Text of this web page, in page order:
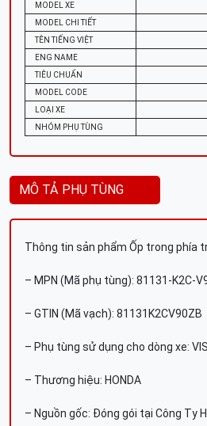
MODEL XE
MODEL CHI TIẾT
TÊN TIẾNG VIỆT
ENG NAME
TIÊU CHUẨN
MODEL CODE
LOẠI XE
NHÓM PHỤ TÙNG
MÔ TẢ PHỤ TÙNG
Thông tin sản phẩm Ốp trong phía
– MPN (Mã phụ tùng): 81131-K2C-
– GTIN (Mã vạch): 81131K2CV90ZB
– Phụ tùng sử dụng cho dòng xe:
– Thương hiệu: HONDA
– Nguồn gốc: Đóng gói tại Công Ty